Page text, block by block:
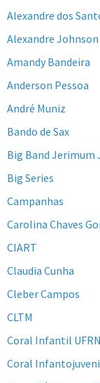
Alexandre dos
Alexandre Johnson
Amandy Bandeira
Anderson Pessoa
André Muniz
Bando de Sax
Big Band Jerimum
Big Series
Campanhas
Carolina Chaves
CIART
Claudia Cunha
Cleber Campos
CLTM
Coral Infantil UFRN
Coral